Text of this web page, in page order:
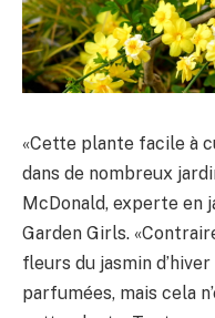
«Cette plante facile à
dans de nombreux
McDonald, experte en
Garden Girls.
fleurs du jasmin
parfumées, mais cela